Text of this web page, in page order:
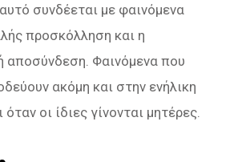
συνδέεται με φαινόμενα
προσκόλληση και η
αποσύνδεση. Φαινόμενα που
ακόμη και στην ενήλικη
οι ίδιες γίνονται μητέρες.